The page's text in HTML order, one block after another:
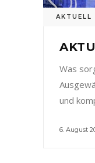
AKTUELL
Was
und
6. August